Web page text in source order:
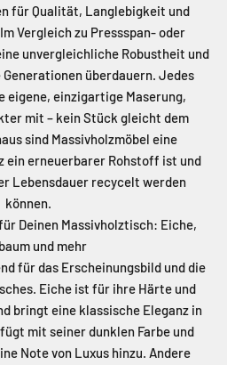
für Qualität, Langlebigkeit und
Vergleich zu Pressspan- oder
unvergleichliche Robustheit und
überdauern. Jedes
eigene, einzigartige Maserung,
mit – kein Stück gleicht dem
sind Massivholzmöbel eine
ein erneuerbarer Rohstoff ist und
Lebensdauer recycelt werden
können.
Deinen Massivholztisch: Eiche,
und mehr
für das Erscheinungsbild und die
Eiche ist für ihre Härte und
bringt eine klassische Eleganz in
mit seiner dunklen Farbe und
Note von Luxus hinzu. Andere